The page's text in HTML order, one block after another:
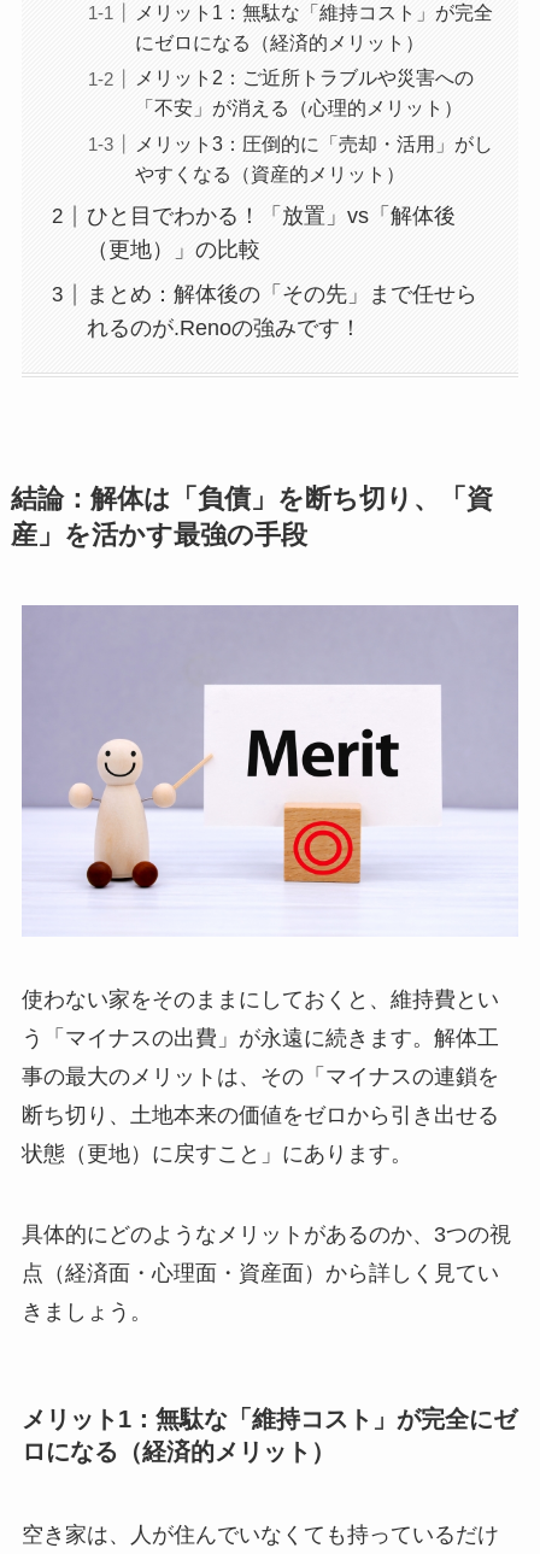
メリット1：無駄な「維持コスト」が完全
にゼロになる（経済的メリット）
メリット2：ご近所トラブルや災害への
「不安」が消える（心理的メリット）
メリット3：圧倒的に「売却・活用」がし
やすくなる（資産的メリット）
ひと目でわかる！「放置」vs「解体後
（更地）」の比較
まとめ：解体後の「その先」まで任せら
れるのが.Renoの強みです！
結論：解体は「負債」を断ち切り、「資
産」を活かす最強の手段
使わない家をそのままにしておくと、維持費とい
う「マイナスの出費」が永遠に続きます。解体工
事の最大のメリットは、その「マイナスの連鎖を
断ち切り、土地本来の価値をゼロから引き出せる
状態（更地）に戻すこと」にあります。
具体的にどのようなメリットがあるのか、3つの視
点（経済面・心理面・資産面）から詳しく見てい
きましょう。
メリット1：無駄な「維持コスト」が完全にゼ
ロになる（経済的メリット）
空き家は、人が住んでいなくても持っているだけ